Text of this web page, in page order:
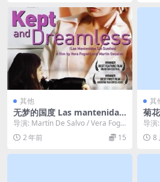
其他
无梦的国度 Las mantenidas
sin sueños (2005)
导演: Martín De Salvo / Vera Fogw
ill 主演: V...
2 年前 15
其
菊
导演
主演
8